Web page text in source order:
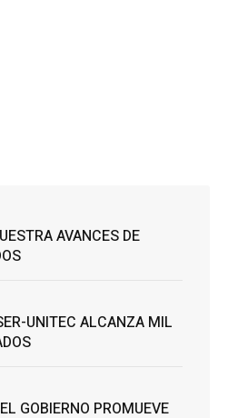
AVANCES DE
UNITEC ALCANZA MIL
GOBIERNO PROMUEVE